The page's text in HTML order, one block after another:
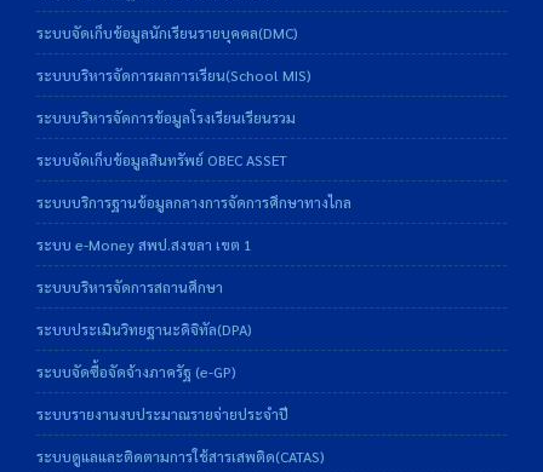
ระบบจัดเก็บข้อมูลนักเรียนรายบุคคล(DMC)
ระบบบริหารจัดการผลการเรียน(School MIS)
ระบบบริหารจัดการข้อมูลโรงเรียนเรียนรวม
ระบบจัดเก็บข้อมูลสินทรัพย์ OBEC ASSET
ระบบบริการฐานข้อมูลกลางการจัดการศึกษาทางไกล
ระบบ e-Money สพป.สงขลา เขต 1
ระบบบริหารจัดการสถานศึกษา
ระบบประเมินวิทยฐานะดิจิทัล(DPA)
ระบบจัดซื้อจัดจ้างภาครัฐ (e-GP)
ระบบรายงานงบประมาณรายจ่ายประจำปี
ระบบดูแลและติดตามการใช้สารเสพติด(CATAS)